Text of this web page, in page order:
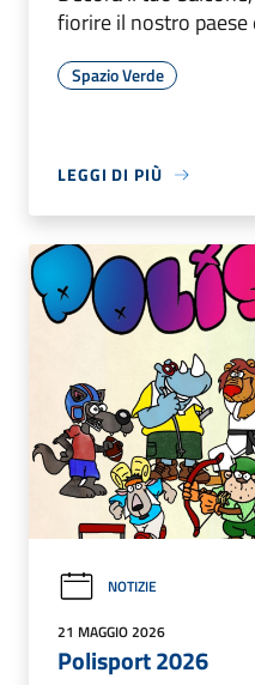
fiorire il nostro paese
Spazio Verde
LEGGI DI PIÙ
NOTIZIE
21 MAGGIO 2026
Polisport 2026